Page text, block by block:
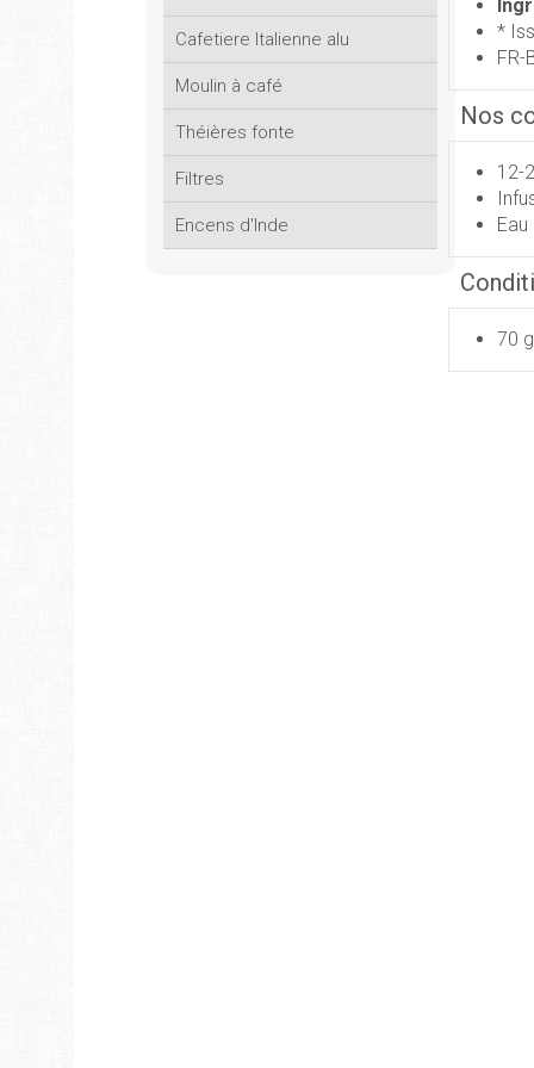
*
FR-
Nos
12-
Eau
70
Cafetiere Italienne alu
Moulin à café
Théières fonte
Filtres
Encens d'Inde